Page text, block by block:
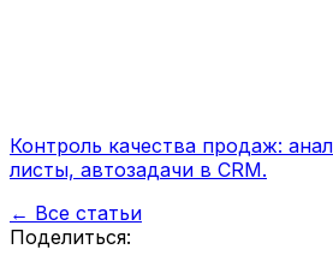
Контроль качества продаж:
листы, автозадачи в CRM.
← Все статьи
Поделиться: